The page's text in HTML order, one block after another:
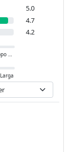
5.0
4.7
4.2
Troppo grande
Larga